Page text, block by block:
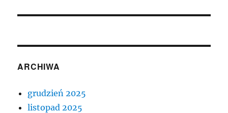
ARCHIWA
grudzień 2025
listopad 2025